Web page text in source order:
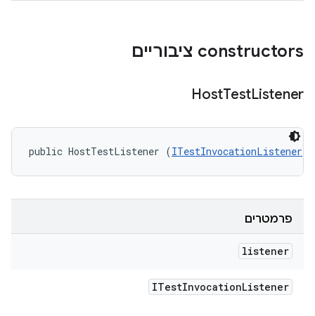
‫constructors ציבוריים
HostTestListener
public HostTestListener (ITestInvocationListener
פרמטרים
listener
ITestInvocationListener